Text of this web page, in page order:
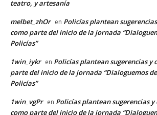
teatro, y artesanía
melbet_zhOr en Policías plantean
como parte del inicio de la jornada
Policías”
1win_iykr en Policías plantean sugerencias y
parte del inicio de la jornada “Dialoguemos
Policías”
1win_vgPr en Policías plantean sugerencias y
como parte del inicio de la jornada